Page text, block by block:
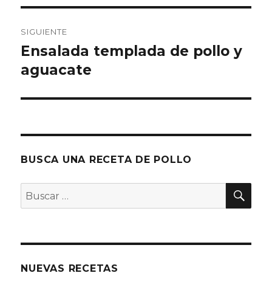
SIGUIENTE
Entrada
siguiente:
Ensalada templada de pollo y
aguacate
BUSCA UNA RECETA DE POLLO
Buscar
por:
NUEVAS RECETAS